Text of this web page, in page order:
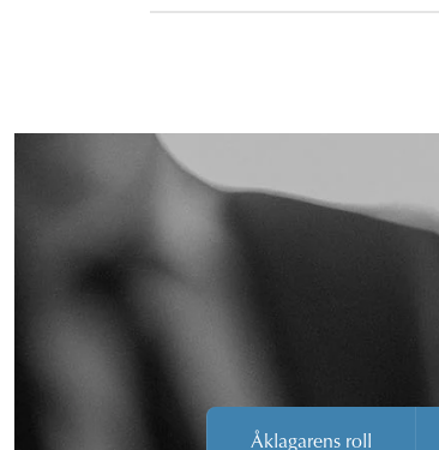
Åklagarens roll